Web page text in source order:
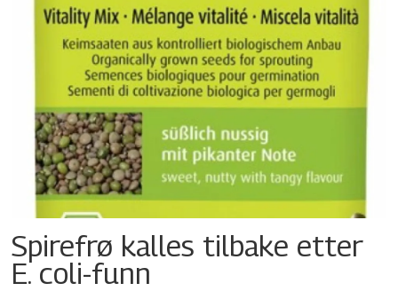
Spirefrø kalles tilbake etter
E. coli-funn